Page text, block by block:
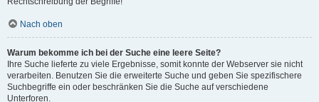
Nach oben
Warum bekomme ich bei der Suche eine leere Seite?
Ihre Suche lieferte zu viele Ergebnisse, somit konnte der Webserver sie nicht
verarbeiten. Benutzen Sie die erweiterte Suche und geben Sie spezifischere
Suchbegriffe ein oder beschränken Sie die Suche auf verschiedene
Unterforen.